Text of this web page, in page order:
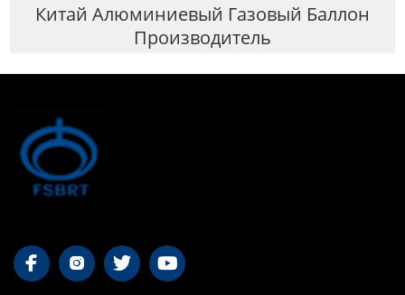
Китай Алюминиевый Газовый Баллон
Производитель
   